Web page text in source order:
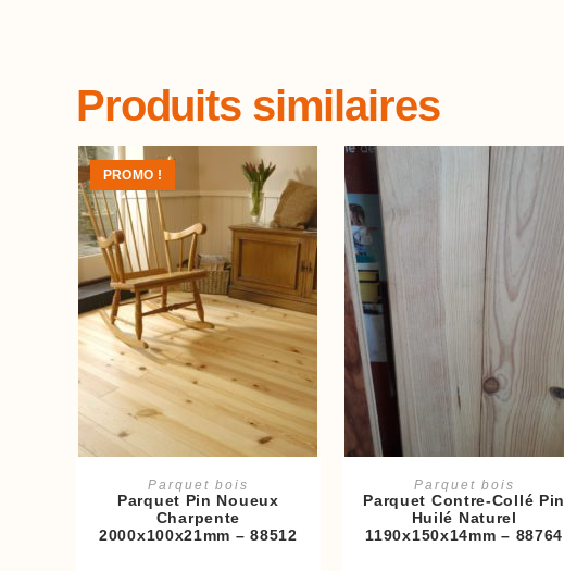
Produits similaires
PROMO !
Parquet bois
Parquet Pin Noueux
Charpente
2000x100x21mm – 88512
Parquet bois
Parquet Contre-Collé Pin
Huilé Naturel
1190x150x14mm – 88764